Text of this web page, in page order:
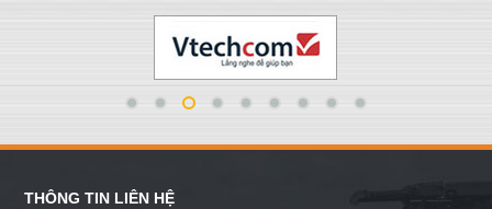
THÔNG TIN LIÊN HỆ